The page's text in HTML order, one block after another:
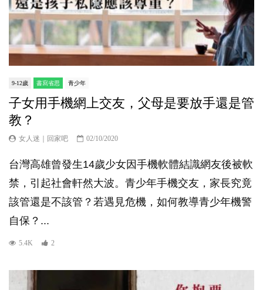
9-12歲 書寫省思 青少年
子女用手機網上交友，父母是要放手還是管
教？
女人迷｜回家吧 02/10/2020
台灣高雄曾發生14歲少女因手機軟體結識網友後被軟
禁，引起社會軒然大波。青少年手機交友，家長究竟
該管還是不該管？若遇見危機，如何教導青少年機警
自保？...
5.4K 2